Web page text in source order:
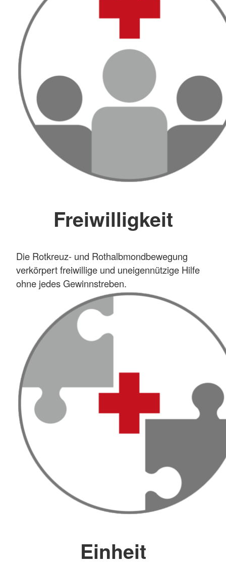
Freiwilligkeit
Die Rotkreuz- und Rothalbmondbewegung
verkörpert freiwillige und uneigennützige Hilfe
ohne jedes Gewinnstreben.
Einheit